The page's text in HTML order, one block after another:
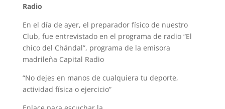
Radio
En el día de ayer, el preparador físico de nuestro
Club, fue entrevistado en el programa de radio “El
chico del Chándal”, programa de la emisora
madrileña Capital Radio
“No dejes en manos de cualquiera tu deporte,
actividad física o ejercicio”